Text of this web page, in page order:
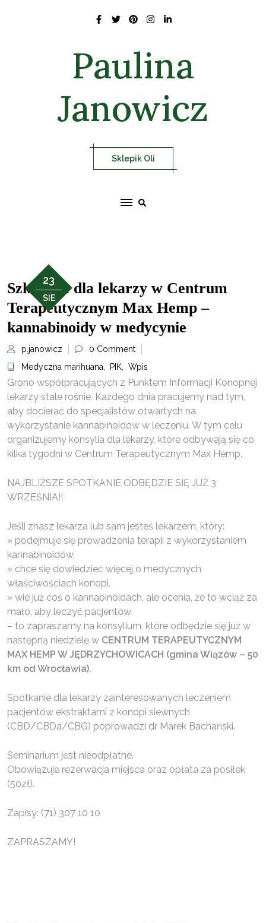
Paulina
Janowicz
Sklepik Oli
23
SIE
Szkolenie dla lekarzy w Centrum
Terapeutycznym Max Hemp –
kannabinoidy w medycynie
p.janowicz
0 Comment
Medyczna marihuana
PIK Wpis
Grono współpracujących z Punktem Informacji Konopnej
lekarzy stale rośnie. Każdego dnia pracujemy nad tym,
aby docierać do specjalistów otwartych na
wykorzystanie kannabinoidów w leczeniu. W tym celu
organizujemy konsylia dla lekarzy, które odbywają się co
kilka tygodni w Centrum Terapeutycznym Max Hemp.
NAJBLIŻSZE SPOTKANIE ODBĘDZIE SIĘ JUŻ 3
WRZEŚNIA!!
Jeśli znasz lekarza lub sam jesteś lekarzem, który:
» podejmuje się prowadzenia terapii z wykorzystaniem
kannabinoidów,
» chce się dowiedzieć więcej o medycznych
właściwościach konopi,
» wie już coś o kannabinoidach, ale ocenia, że to wciąż za
mało, aby leczyć pacjentów
– to zapraszamy na konsylium, które odbędzie się już w
następną niedzielę w CENTRUM TERAPEUTYCZNYM
MAX HEMP W JĘDRZYCHOWICACH (gmina Wiązów – 50
km od Wrocławia).
Spotkanie dla lekarzy zainteresowanych leczeniem
pacjentów ekstraktami z konopi siewnych
(CBD/CBDa/CBG) poprowadzi dr Marek Bachański.
Seminarium jest nieodpłatne.
Obowiązuje rezerwacja miejsca oraz opłata za posiłek
(50zł).
Zapisy: (71) 307 10 10
ZAPRASZAMY!